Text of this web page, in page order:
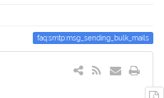
faq:smtp:msg_sending_bulk_mails